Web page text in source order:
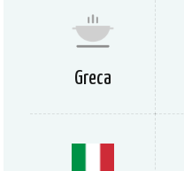
Greca